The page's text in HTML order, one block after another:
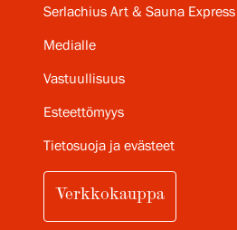
Serlachius Art & Sauna Express
Medialle
Vastuullisuus
Esteettömyys
Tietosuoja ja evästeet
Verkkokauppa